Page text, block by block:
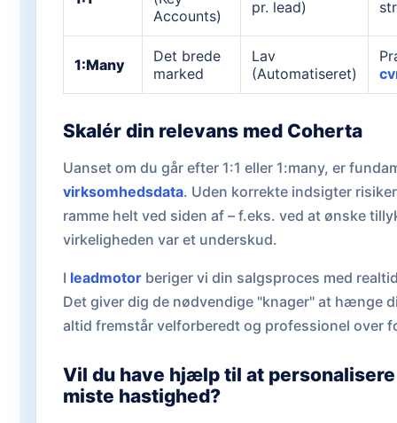
Accounts)
pr. lead)
1:Many
Det brede
marked
Lav
(Automatiseret)
Skalér din relevans med Coherta
Uanset om du går efter 1:1 eller 1:many, er
virksomhedsdata. Uden korrekte indsigter
ramme helt ved siden af – f.eks. ved at ønske
virkeligheden var et underskud.
I leadmotor beriger vi din salgsproces med
Det giver dig de nødvendige "knager" at hænge
altid fremstår velforberedt og professionel over
Vil du have hjælp til at
miste hastighed?